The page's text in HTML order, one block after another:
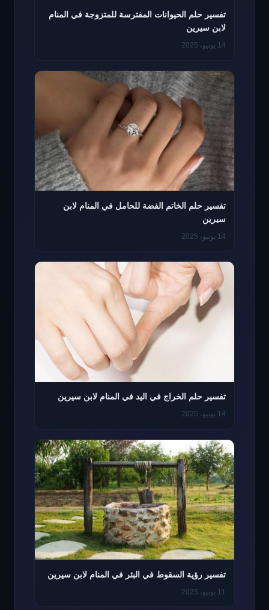
تفسير حلم الحيوانات المفترسة للمتزوجة في المنام
لابن سيرين
14 يونيو، 2025
تفسير حلم الخاتم الفضة للحامل في المنام لابن
سيرين
14 يونيو، 2025
تفسير حلم الخراج في اليد في المنام لابن سيرين
14 يونيو، 2025
تفسير رؤية السقوط في البئر في المنام لابن سيرين
11 يونيو، 2025